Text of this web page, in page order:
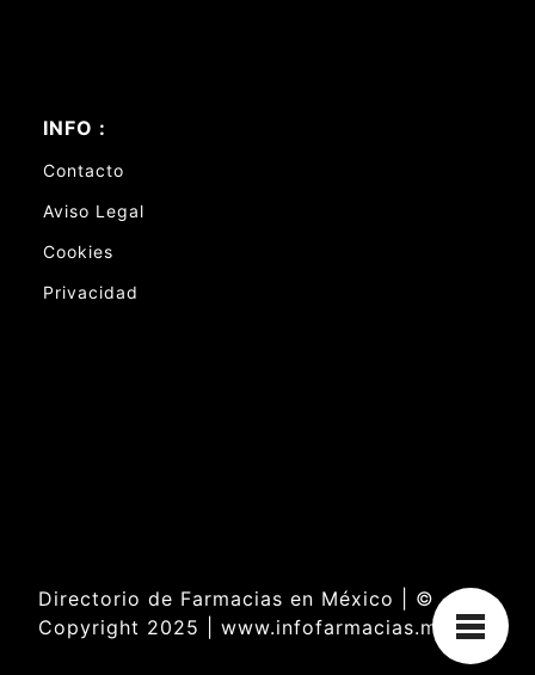
INFO :
Contacto
Aviso Legal
Cookies
Privacidad
Directorio de Farmacias en México | ©
Copyright 2025 | www.infofarmacias.mx